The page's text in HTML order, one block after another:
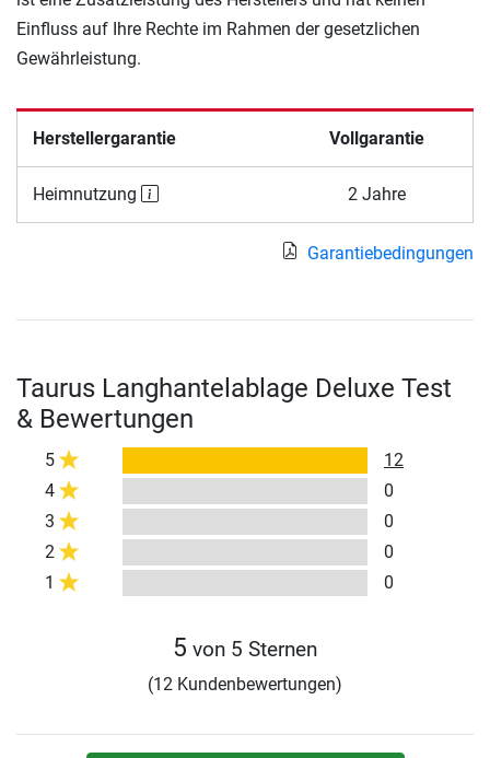
Einfluss auf Ihre Rechte im Rahmen der gesetzlichen
Gewährleistung.
Herstellergarantie Vollgarantie
Heimnutzung 2 Jahre
Garantiebedingungen
Taurus Langhantelablage Deluxe Test
& Bewertungen
5
12
4
0
3
0
2
0
1
0
5 von 5 Sternen
(12 Kundenbewertungen)